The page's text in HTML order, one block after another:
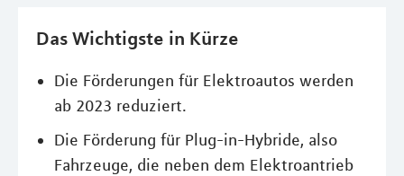
Das Wichtigste in Kürze
Die Förderungen für Elektroautos werden
ab 2023 reduziert.
Die Förderung für Plug-in-Hybride, also
Fahrzeuge, die neben dem Elektroantrieb